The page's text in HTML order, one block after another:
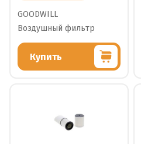
GOODWILL
Воздушный фильтр
Купить